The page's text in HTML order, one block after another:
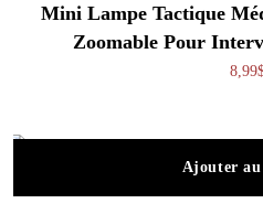
Mini Lampe Tactique
Zoomable Pour
8,99
Ajouter